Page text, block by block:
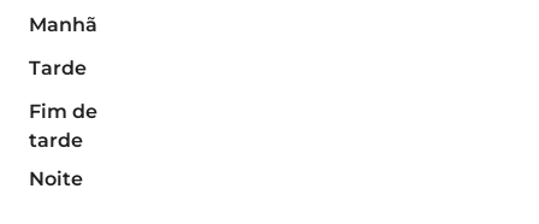
Manhã
Tarde
Fim de
tarde
Noite